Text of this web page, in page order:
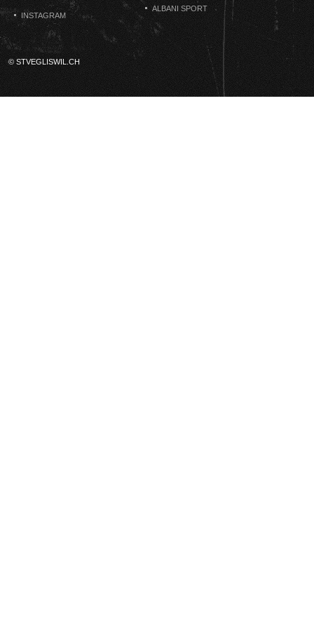
INSTAGRAM
ALBANI SPORT
© STVEGLISWIL.CH